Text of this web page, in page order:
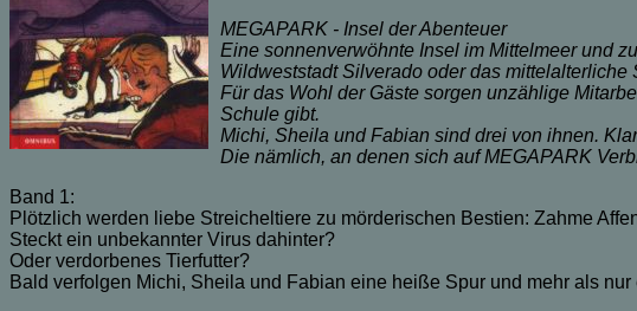
MEGAPARK - Insel der Abenteuer
Eine sonnenverwöhnte Insel im Mittelmeer und
Wildweststadt Silverado oder das
Für das Wohl der Gäste sorgen unzählige
Schule gibt.
Michi, Sheila und Fabian sind drei von ihnen.
Die nämlich, an denen sich auf MEGAPARK
Band 1:
Plötzlich werden liebe Streicheltiere zu mörderischen Bestien: Zahme
Steckt ein unbekannter Virus dahinter?
Oder verdorbenes Tierfutter?
Bald verfolgen Michi, Sheila und Fabian eine heiße Spur und mehr als nur